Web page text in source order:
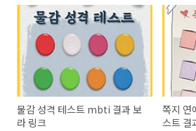
물감 성격 테스트 mbti 결과 보
라 링크
쪽지 연
스트 결